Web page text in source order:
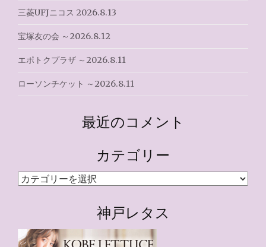
三菱UFJニコス 2026.8.13
宝塚友の会 ～2026.8.12
エポトクプラザ ～2026.8.11
ローソンチケット ～2026.8.11
最近のコメント
カテゴリー
カ
ー
神戸レタス